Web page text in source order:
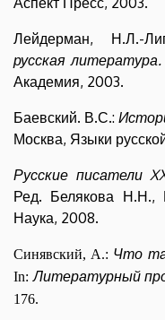
Лейдерман, Н.Л.-
русская
Академия, 2003.
Баевский. В.С.:
Москва, Языки
Русские писатели
Ред. Белякова Н.Н.,
Наука, 2008.
Синявский, А.: Что
In:Литературный
176.